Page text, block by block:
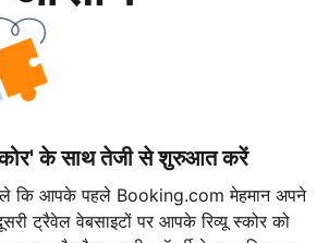
के साथ तेजी से शुरुआत करें
कि आपके पहले Booking.com मेहमान अपने
ट्रैवेल वेबसाइटों पर आपके रिव्यू स्कोर को